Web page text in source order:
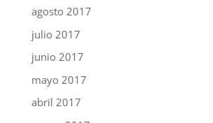
agosto 2017
julio 2017
junio 2017
mayo 2017
abril 2017